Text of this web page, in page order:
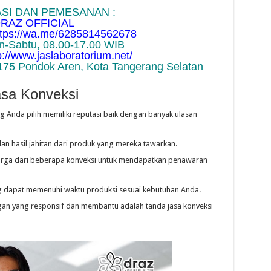
DAN PEMESANAN :
OFFICIAL
wa.me/6285814562678
Sabtu, 08.00-17.00 WIB
www.jaslaboratorium.net/
Pondok Aren, Kota Tangerang Selatan
Konveksi
Anda pilih memiliki reputasi baik dengan banyak ulasan
hasil jahitan dari produk yang mereka tawarkan.
dari beberapa konveksi untuk mendapatkan penawaran
dapat memenuhi waktu produksi sesuai kebutuhan Anda.
yang responsif dan membantu adalah tanda jasa konveksi